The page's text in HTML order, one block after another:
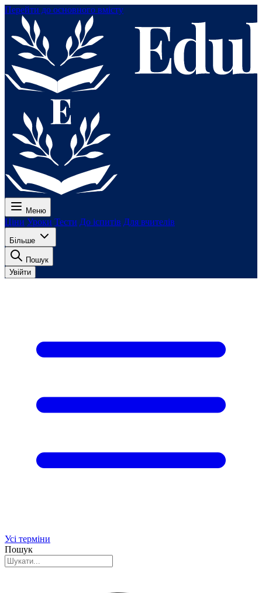
Перейти до основного вмісту
Меню
Ціни Уроки Тести До іспитів Для вчителів
Більше
Пошук
Увійти
Усі терміни
Пошук